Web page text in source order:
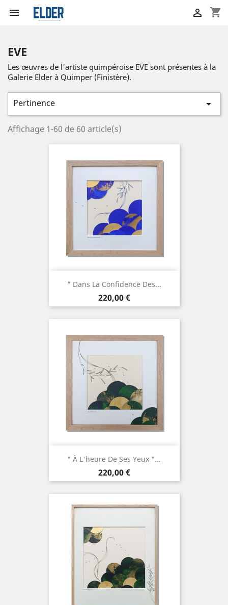
 shopping_cart

EVE
Les œuvres de l'artiste quimpéroise EVE sont présentes à la
Galerie Elder à Quimper (Finistère).
Pertinence 
Affichage 1-60 de 60 article(s)
" Dans La Confidence Des...
Prix
220,00 €
" À L'heure De Ses Yeux "...
Prix
220,00 €